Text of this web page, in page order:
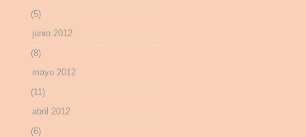
(5)
junio 2012
(8)
mayo 2012
(11)
abril 2012
(6)